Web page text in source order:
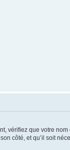
vérifiez que votre
côté, et qu’il soit